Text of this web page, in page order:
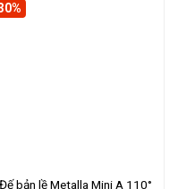
Đế bản lề Metalla Mini A 110°